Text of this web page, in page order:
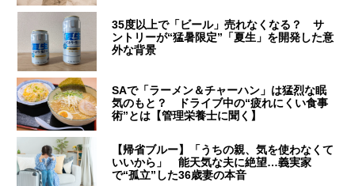
35度以上で「ビール」売れなくなる？ サ
ントリーが“猛暑限定”「夏生」を開発した意
外な背景
SAで「ラーメン＆チャーハン」は猛烈な眠
気のもと？ ドライブ中の“疲れにくい食事
術”とは【管理栄養士に聞く】
【帰省ブルー】「うちの親、気を使わなくて
いいから」 能天気な夫に絶望…義実家
で“孤立”した36歳妻の本音